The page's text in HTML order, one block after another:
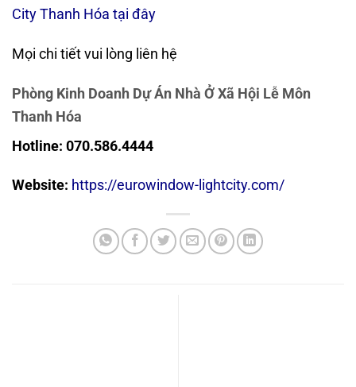
City Thanh Hóa tại đây
Mọi chi tiết vui lòng liên hệ
Phòng Kinh Doanh Dự Án Nhà Ở Xã Hội Lễ Môn
Thanh Hóa
Hotline: 070.586.4444
Website: https://eurowindow-lightcity.com/